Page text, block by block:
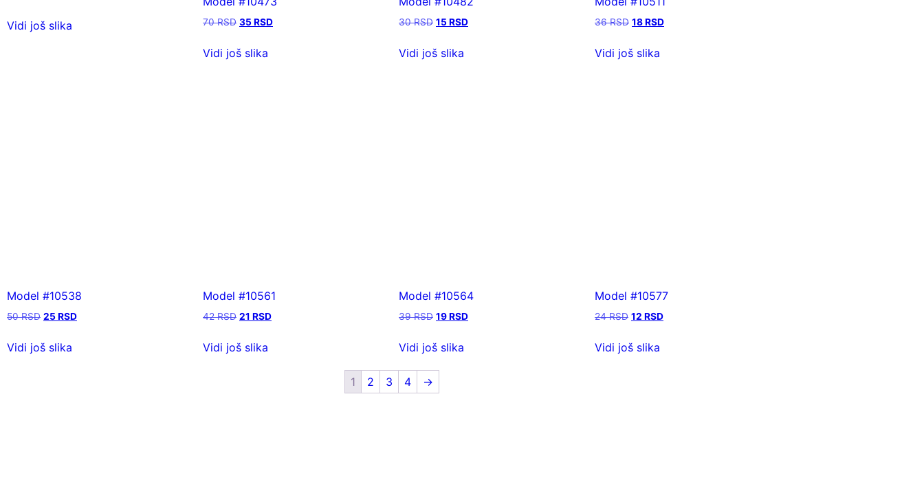
Vidi još slika 70RSD 35RSD
Vidi još slika
30RSD 15RSD
Vidi još slika
36RSD 18RSD
Vidi još slika
Model #10538
50RSD 25RSD
Vidi još slika
Model #10561
42RSD 21 RSD
Vidi još slika
Model #10564
39RSD 19RSD
Vidi još slika
Model #10577
24RSD 12 RSD
Vidi još slika
1 2 3 4 →